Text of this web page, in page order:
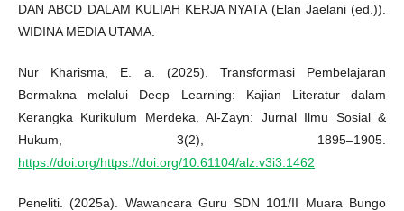
DAN ABCD DALAM KULIAH KERJA NYATA (Elan Jaelani (ed.)).
WIDINA MEDIA UTAMA.
Nur Kharisma, E. a. (2025). Transformasi Pembelajaran
Bermakna melalui Deep Learning: Kajian Literatur dalam
Kerangka Kurikulum Merdeka. Al-Zayn: Jurnal Ilmu Sosial &
Hukum, 3(2), 1895–1905.
https://doi.org/https://doi.org/10.61104/alz.v3i3.1462
Peneliti. (2025a). Wawancara Guru SDN 101/II Muara Bungo